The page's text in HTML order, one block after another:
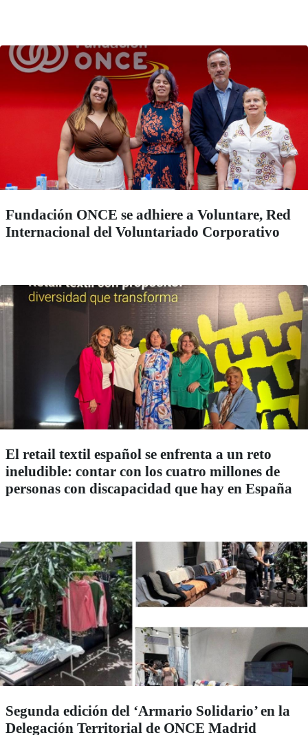
Fundación ONCE se adhiere a Voluntare, Red
Internacional del Voluntariado Corporativo
El retail textil español se enfrenta a un reto
ineludible: contar con los cuatro millones de
personas con discapacidad que hay en España
Segunda edición del ‘Armario Solidario’ en la
Delegación Territorial de ONCE Madrid